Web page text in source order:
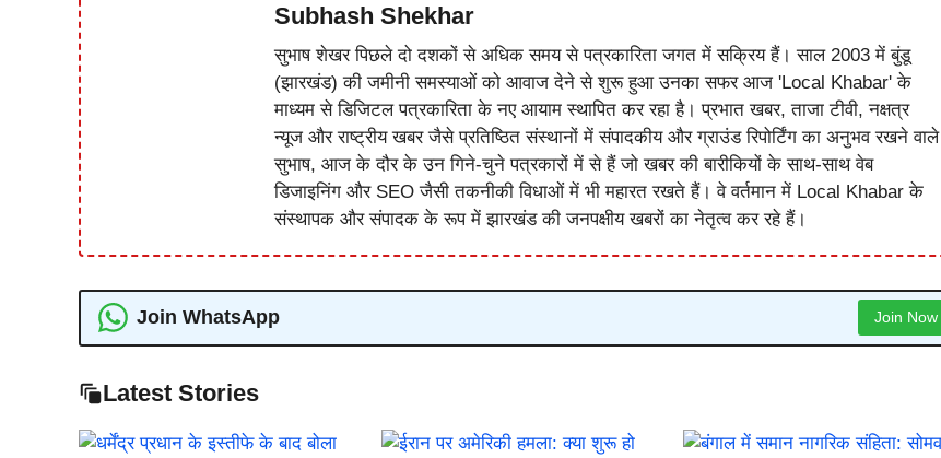
Subhash Shekhar
सुभाष शेखर पिछले दो दशकों से अधिक समय से पत्रकारिता जगत में सक्रिय हैं। साल 2003 में बुंडू
(झारखंड) की जमीनी समस्याओं को आवाज देने से शुरू हुआ उनका सफर आज 'Local Khabar' के
माध्यम से डिजिटल पत्रकारिता के नए आयाम स्थापित कर रहा है। प्रभात खबर, ताजा टीवी, नक्षत्र
न्यूज और राष्ट्रीय खबर जैसे प्रतिष्ठित संस्थानों में संपादकीय और ग्राउंड रिपोर्टिंग का अनुभव रखने वाले
सुभाष, आज के दौर के उन गिने-चुने पत्रकारों में से हैं जो खबर की बारीकियों के साथ-साथ वेब
डिजाइनिंग और SEO जैसी तकनीकी विधाओं में भी महारत रखते हैं। वे वर्तमान में Local Khabar के
संस्थापक और संपादक के रूप में झारखंड की जनपक्षीय खबरों का नेतृत्व कर रहे हैं।
Join WhatsApp Join Now
Latest Stories